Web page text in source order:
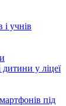
учнів
дитини у ліцеї
під